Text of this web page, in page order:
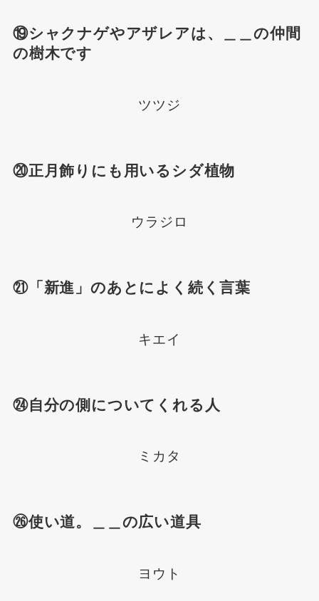
⑲シャクナゲやアザレアは、＿＿の仲間
の樹木です
ツツジ
⑳正月飾りにも用いるシダ植物
ウラジロ
㉑「新進」のあとによく続く言葉
キエイ
㉔自分の側についてくれる人
ミカタ
㉖使い道。＿＿の広い道具
ヨウト